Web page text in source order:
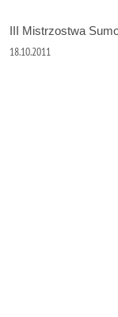
III Mistrzostwa
18.10.2011